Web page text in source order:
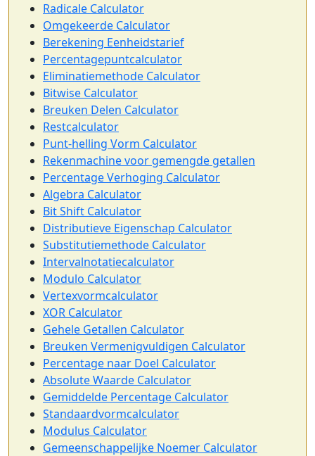
Radicale Calculator
Omgekeerde Calculator
Berekening Eenheidstarief
Percentagepuntcalculator
Eliminatiemethode Calculator
Bitwise Calculator
Breuken Delen Calculator
Restcalculator
Punt-helling Vorm Calculator
Rekenmachine voor gemengde getallen
Percentage Verhoging Calculator
Algebra Calculator
Bit Shift Calculator
Distributieve Eigenschap Calculator
Substitutiemethode Calculator
Intervalnotatiecalculator
Modulo Calculator
Vertexvormcalculator
XOR Calculator
Gehele Getallen Calculator
Breuken Vermenigvuldigen Calculator
Percentage naar Doel Calculator
Absolute Waarde Calculator
Gemiddelde Percentage Calculator
Standaardvormcalculator
Modulus Calculator
Gemeenschappelijke Noemer Calculator